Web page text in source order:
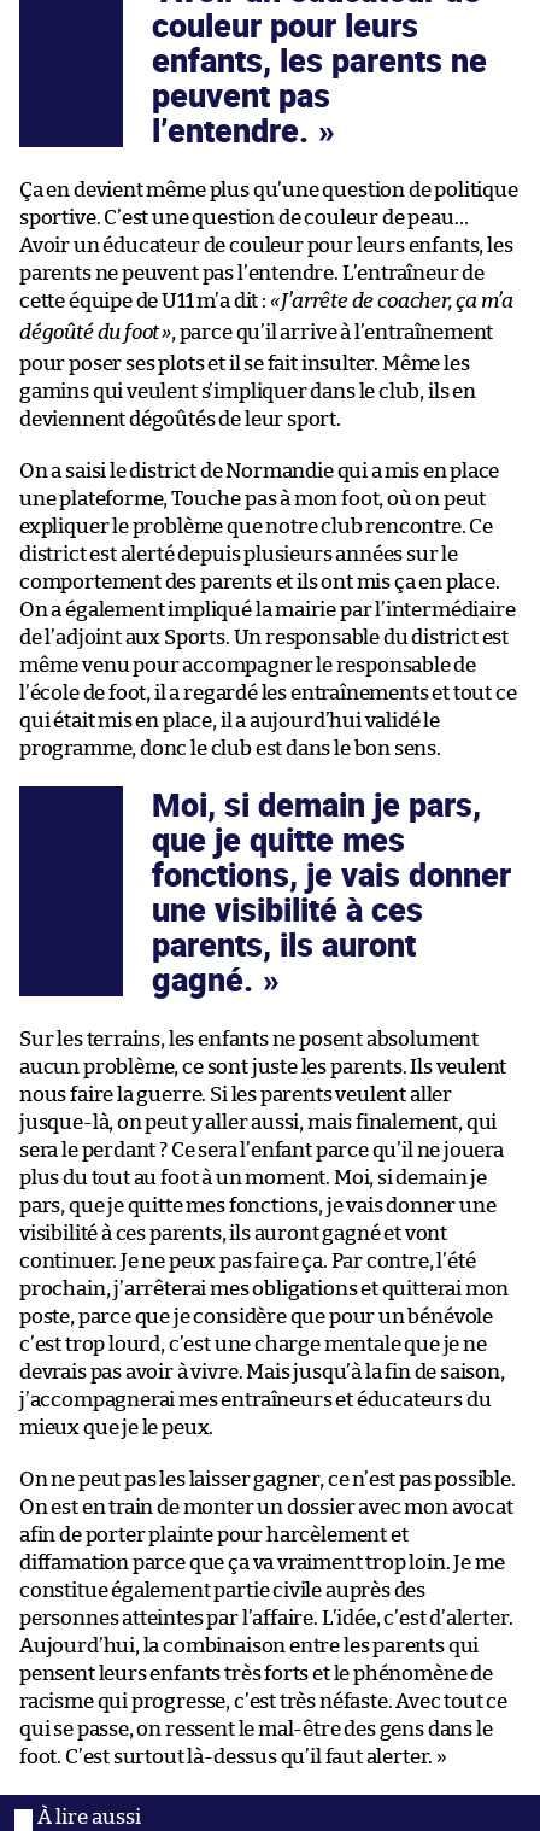
couleur pour leurs
enfants, les parents ne
peuvent pas
l’entendre.
Ça en devient même plus qu’une question de politique
sportive. C’est une question de couleur de peau…
Avoir un éducateur de couleur pour leurs enfants, les
parents ne peuvent pas l’entendre. L’entraîneur de
cette équipe de U11 m’a dit : «J’arrête de coacher, ça m’a
dégoûté du foot», parce qu’il arrive à l’entraînement
pour poser ses plots et il se fait insulter. Même les
gamins qui veulent s’impliquer dans le club, ils en
deviennent dégoûtés de leur sport.
On a saisi le district de Normandie qui a mis en place
une plateforme, Touche pas à mon foot, où on peut
expliquer le problème que notre club rencontre. Ce
district est alerté depuis plusieurs années sur le
comportement des parents et ils ont mis ça en place.
On a également impliqué la mairie par l’intermédiaire
de l’adjoint aux Sports. Un responsable du district est
même venu pour accompagner le responsable de
l’école de foot, il a regardé les entraînements et tout ce
qui était mis en place, il a aujourd’hui validé le
programme, donc le club est dans le bon sens.
Moi, si demain je pars,
que je quitte mes
fonctions, je vais donner
une visibilité à ces
parents, ils auront
gagné.
Sur les terrains, les enfants ne posent absolument
aucun problème, ce sont juste les parents. Ils veulent
nous faire la guerre. Si les parents veulent aller
jusque-là, on peut y aller aussi, mais finalement, qui
sera le perdant ? Ce sera l’enfant parce qu’il ne jouera
plus du tout au foot à un moment. Moi, si demain je
pars, que je quitte mes fonctions, je vais donner une
visibilité à ces parents, ils auront gagné et vont
continuer. Je ne peux pas faire ça. Par contre, l’été
prochain, j’arrêterai mes obligations et quitterai mon
poste, parce que je considère que pour un bénévole
c’est trop lourd, c’est une charge mentale que je ne
devrais pas avoir à vivre. Mais jusqu’à la fin de saison,
j’accompagnerai mes entraîneurs et éducateurs du
mieux que je le peux.
On ne peut pas les laisser gagner, ce n’est pas possible.
On est en train de monter un dossier avec mon avocat
afin de porter plainte pour harcèlement et
diffamation parce que ça va vraiment trop loin. Je me
constitue également partie civile auprès des
personnes atteintes par l’affaire. L’idée, c’est d’alerter.
Aujourd’hui, la combinaison entre les parents qui
pensent leurs enfants très forts et le phénomène de
racisme qui progresse, c’est très néfaste. Avec tout ce
qui se passe, on ressent le mal-être des gens dans le
foot. C’est surtout là-dessus qu’il faut alerter. »